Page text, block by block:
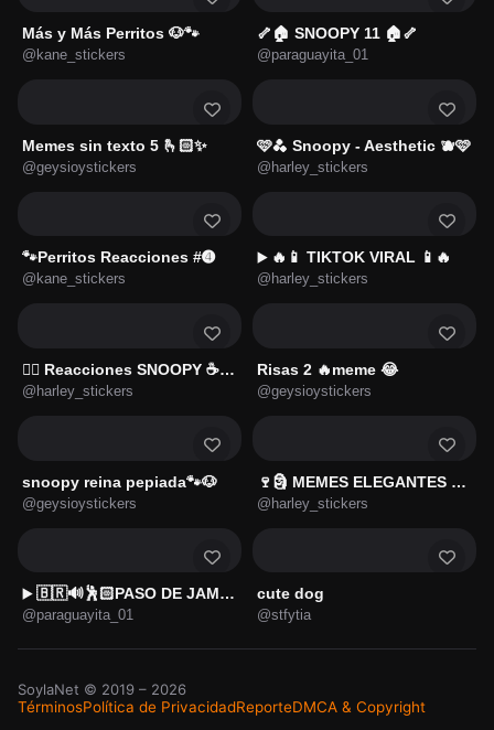
Más y Más Perritos 🐶🐾
@kane_stickers
🦴🏠 SNOOPY 11 🏠🦴
@paraguayita_01
Memes sin texto 5 🫰🏻✨
@geysioystickers
🩷🫐 Snoopy - Aesthetic 🫐🩷
@harley_stickers
🐾Perritos Reacciones #➍
@kane_stickers
▶️ 🔥📱 TIKTOK VIRAL 📱🔥
@harley_stickers
😮‍💨 Reacciones SNOOPY ☕🫐 4
@harley_stickers
Risas 2 🔥meme 😂
@geysioystickers
snoopy reina pepiada🐾🐶
@geysioystickers
🍷🗿 MEMES ELEGANTES 🗿🍷
@harley_stickers
▶️ 🇧🇷🔊🕺🏻PASO DE JAMAL💃🏻🔊🇧🇷
@paraguayita_01
cute dog
@stfytia
SoylaNet © 2019 – 2026
TérminosPolítica de PrivacidadReporteDMCA & Copyright